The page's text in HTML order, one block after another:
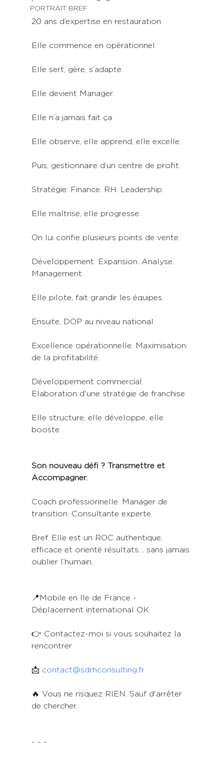
PORTRAIT BREF
20 ans d’expertise en restauration.
Elle commence en opérationnel.
Elle sert, gère, s’adapte.
Elle devient Manager.
Elle n’a jamais fait ça.
Elle observe, elle apprend, elle excelle.
Puis, gestionnaire d’un centre de profit.
Stratégie. Finance. RH. Leadership.
Elle maîtrise, elle progresse.
On lui confie plusieurs points de vente.
Développement. Expansion. Analyse.
Management.
Elle pilote, fait grandir les équipes.
Ensuite, DOP au niveau national.
Excellence opérationnelle. Maximisation
de la profitabilité.
Développement commercial.
Elaboration d'une stratégie de franchise.
Elle structure, elle développe, elle
booste.
Son nouveau défi ? Transmettre et
Accompagner.
Coach professionnelle. Manager de
transition. Consultante experte.
Bref. Elle est un ROC authentique,
efficace et orienté résultats… sans jamais
oublier l’humain.
📍Mobile en Ile de France -
Déplacement international OK
👉 Contactez-moi si vous souhaitez la
rencontrer
📩 contact@sdrhconsulting.fr
🔥 Vous ne risquez RIEN. Sauf d'arrêter
de chercher.
- - -